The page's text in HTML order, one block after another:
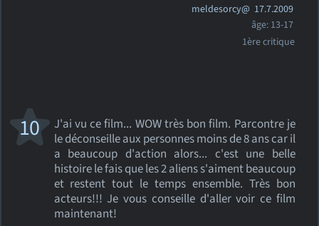
meldesorcy@ 17.7.2009
âge: 13-17
1ère critique
J'ai vu ce film... WOW très bon film. Parcontre je
le déconseille aux personnes moins de 8 ans car il
a beaucoup d'action alors... c'est une belle
histoire le fais que les 2 aliens s'aiment beaucoup
et restent tout le temps ensemble. Très bon
acteurs!!! Je vous conseille d'aller voir ce film
maintenant!
10